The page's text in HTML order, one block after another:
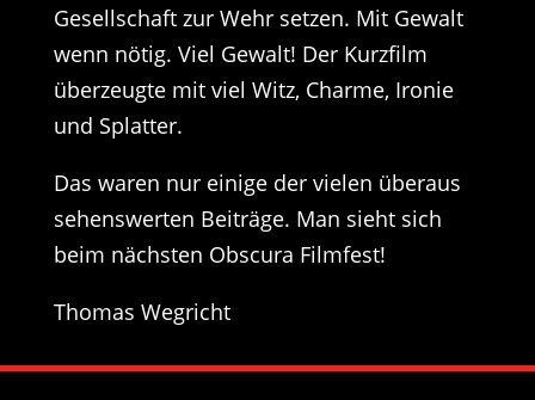
Gesellschaft zur Wehr setzen. Mit Gewalt
wenn nötig. Viel Gewalt! Der Kurzfilm
überzeugte mit viel Witz, Charme, Ironie
und Splatter.
Das waren nur einige der vielen überaus
sehenswerten Beiträge. Man sieht sich
beim nächsten Obscura Filmfest!
Thomas Wegricht